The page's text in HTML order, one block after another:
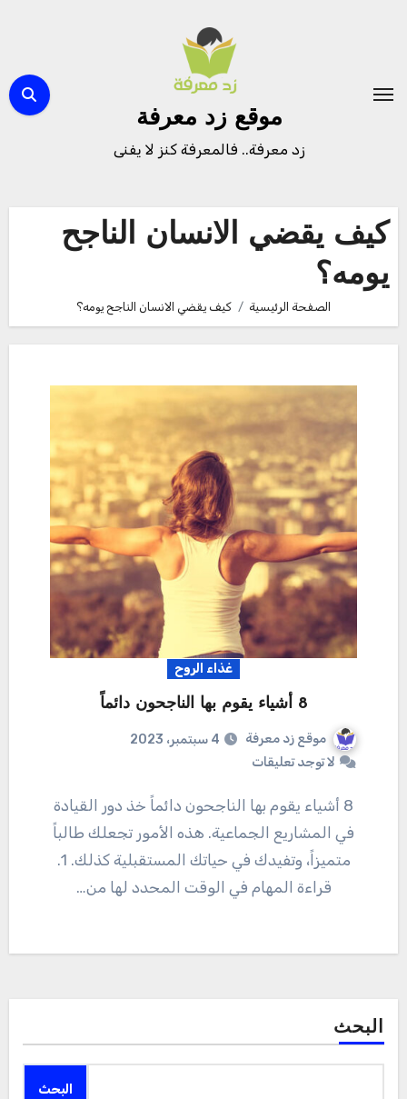
موقع زد معرفة
زد معرفة.. فالمعرفة كنز لا يفنى
كيف يقضي الانسان الناجح
يومه؟
الصفحة الرئيسية كيف يقضي الانسان الناجح يومه؟
غذاء الروح
8 أشياء يقوم بها الناجحون دائماً
موقع زد معرفة
4 سبتمبر، 2023
لا توجد تعليقات
8 أشياء يقوم بها الناجحون دائماً خذ دور القيادة
في المشاريع الجماعية. هذه الأمور تجعلك طالباً
متميزاً، وتفيدك في حياتك المستقبلية كذلك. 1.
قراءة المهام في الوقت المحدد لها من…
البحث
البحث